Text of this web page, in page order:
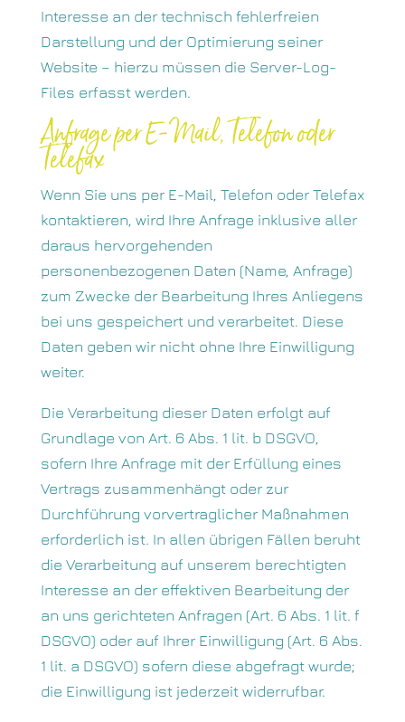
Interesse an der technisch fehlerfreien
Darstellung und der Optimierung seiner
Website – hierzu müssen die Server-Log-
Files erfasst werden.
Anfrage per E-Mail, Telefon oder
Telefax
Wenn Sie uns per E-Mail, Telefon oder Telefax
kontaktieren, wird Ihre Anfrage inklusive aller
daraus hervorgehenden
personenbezogenen Daten (Name, Anfrage)
zum Zwecke der Bearbeitung Ihres Anliegens
bei uns gespeichert und verarbeitet. Diese
Daten geben wir nicht ohne Ihre Einwilligung
weiter.
Die Verarbeitung dieser Daten erfolgt auf
Grundlage von Art. 6 Abs. 1 lit. b DSGVO,
sofern Ihre Anfrage mit der Erfüllung eines
Vertrags zusammenhängt oder zur
Durchführung vorvertraglicher Maßnahmen
erforderlich ist. In allen übrigen Fällen beruht
die Verarbeitung auf unserem berechtigten
Interesse an der effektiven Bearbeitung der
an uns gerichteten Anfragen (Art. 6 Abs. 1 lit. f
DSGVO) oder auf Ihrer Einwilligung (Art. 6 Abs.
1 lit. a DSGVO) sofern diese abgefragt wurde;
die Einwilligung ist jederzeit widerrufbar.